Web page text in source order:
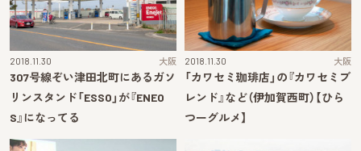
2018.11.30 大阪
307号線ぞい津田北町にあるガソ
リンスタンド「ESSO」が『ENEO
S』になってる
2018.11.30 大阪
「カワセミ珈琲店」の『カワセミブ
レンド』など（伊加賀西町）【ひら
つーグルメ】